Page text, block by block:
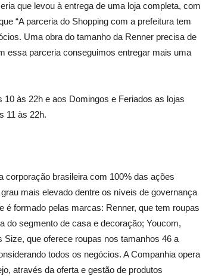
que levou à entrega de uma loja completa, com
“A parceria do Shopping com a prefeitura tem
Uma obra do tamanho da Renner precisa de
essa parceria conseguimos entregar mais uma
às 22h e aos Domingos e Feriados as lojas
11 às 22h.
corporação brasileira com 100% das ações
mais elevado dentre os níveis de governança
formado pelas marcas: Renner, que tem roupas
do segmento de casa e decoração; Youcom,
que oferece roupas nos tamanhos 46 a
todos os negócios. A Companhia opera
através da oferta e gestão de produtos